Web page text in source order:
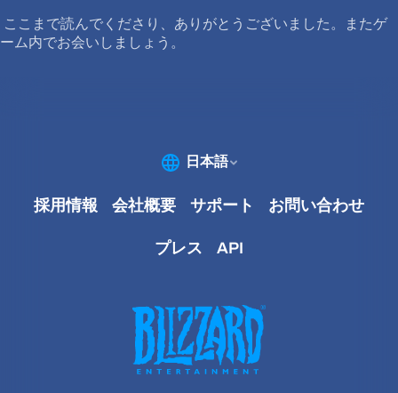
ここまで読んでくださり、ありがとうございました。またゲ
ーム内でお会いしましょう。